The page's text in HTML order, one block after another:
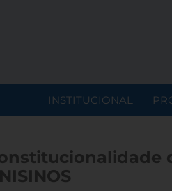
INSTITUCIONAL